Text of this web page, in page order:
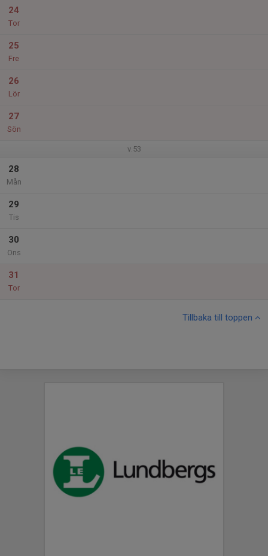
24
Tor
25
Fre
26
Lör
27
Sön
v.53
28
Mån
29
Tis
30
Ons
31
Tor
Tillbaka till toppen